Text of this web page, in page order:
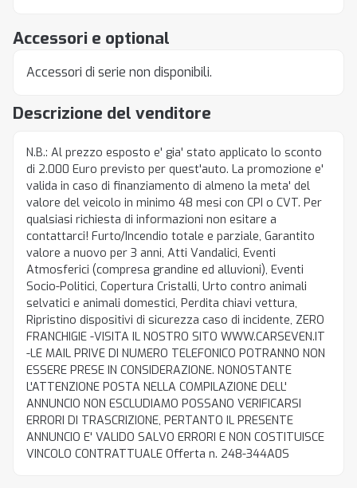
Descrizione del venditore
N.B.: Al prezzo esposto e' gia' stato applicato lo sconto
di 2.000 Euro previsto per quest'auto. La promozione e'
valida in caso di finanziamento di almeno la meta' del
valore del veicolo in minimo 48 mesi con CPI o CVT. Per
qualsiasi richiesta di informazioni non esitare a
contattarci! Furto/Incendio totale e parziale, Garantito
valore a nuovo per 3 anni, Atti Vandalici, Eventi
Atmosferici (compresa grandine ed alluvioni), Eventi
Socio-Politici, Copertura Cristalli, Urto contro animali
selvatici e animali domestici, Perdita chiavi vettura,
Ripristino dispositivi di sicurezza caso di incidente, ZERO
FRANCHIGIE -VISITA IL NOSTRO SITO WWW.CARSEVEN.IT
-LE MAIL PRIVE DI NUMERO TELEFONICO POTRANNO NON
ESSERE PRESE IN CONSIDERAZIONE. NONOSTANTE
L'ATTENZIONE POSTA NELLA COMPILAZIONE DELL'
ANNUNCIO NON ESCLUDIAMO POSSANO VERIFICARSI
ERRORI DI TRASCRIZIONE, PERTANTO IL PRESENTE
ANNUNCIO E' VALIDO SALVO ERRORI E NON COSTITUISCE
VINCOLO CONTRATTUALE Offerta n. 248-344A0S
Accessori e optional
Accessori di serie non disponibili.